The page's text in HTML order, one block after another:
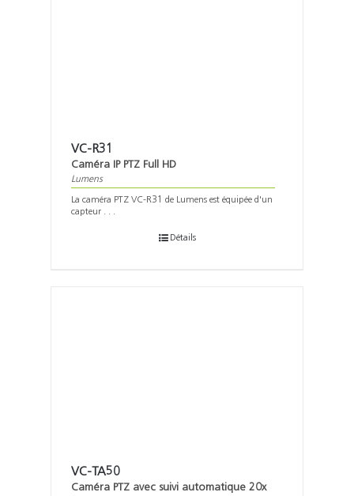
VC-R31
Caméra IP PTZ Full HD
Lumens
La caméra PTZ VC-R31 de Lumens est équipée d'un
capteur . . .
Détails
VC-TA50
Caméra PTZ avec suivi automatique 20x